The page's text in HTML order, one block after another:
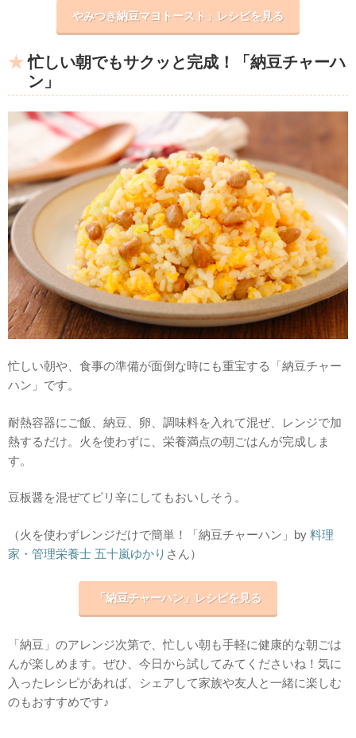
やみつき納豆マヨトースト」レシピを見る
忙しい朝でもサクッと完成！「納豆チャーハ
ン」
忙しい朝や、食事の準備が面倒な時にも重宝する「納豆チャー
ハン」です。
耐熱容器にご飯、納豆、卵、調味料を入れて混ぜ、レンジで加
熱するだけ。火を使わずに、栄養満点の朝ごはんが完成しま
す。
豆板醤を混ぜてピリ辛にしてもおいしそう。
（火を使わずレンジだけで簡単！「納豆チャーハン」by 料理
家・管理栄養士 五十嵐ゆかり さん）
「納豆チャーハン」レシピを見る
「納豆」のアレンジ次第で、忙しい朝も手軽に健康的な朝ごは
んが楽しめます。ぜひ、今日から試してみてくださいね！気に
入ったレシピがあれば、シェアして家族や友人と一緒に楽しむ
のもおすすめです♪